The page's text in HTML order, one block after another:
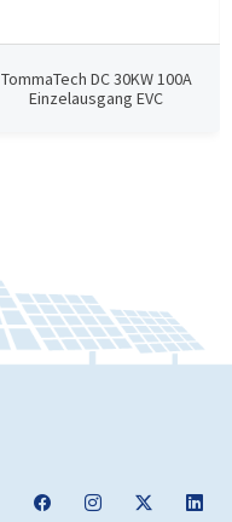
TommaTech DC 30KW 100A
Einzelausgang EVC